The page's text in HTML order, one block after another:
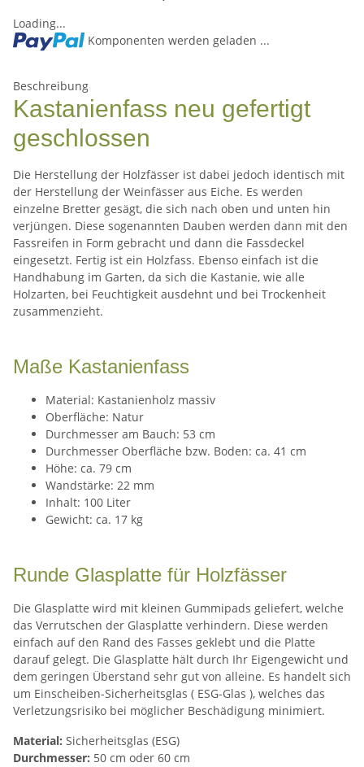
Loading...
Komponenten werden geladen ...
Beschreibung
Kastanienfass neu gefertigt
geschlossen
Die Herstellung der Holzfässer ist dabei jedoch identisch mit
der Herstellung der Weinfässer aus Eiche. Es werden
einzelne Bretter gesägt, die sich nach oben und unten hin
verjüngen. Diese sogenannten Dauben werden dann mit den
Fassreifen in Form gebracht und dann die Fassdeckel
eingesetzt. Fertig ist ein Holzfass. Ebenso einfach ist die
Handhabung im Garten, da sich die Kastanie, wie alle
Holzarten, bei Feuchtigkeit ausdehnt und bei Trockenheit
zusammenzieht.
Maße Kastanienfass
Material: Kastanienholz massiv
Oberfläche: Natur
Durchmesser am Bauch: 53 cm
Durchmesser Oberfläche bzw. Boden: ca. 41 cm
Höhe: ca. 79 cm
Wandstärke: 22 mm
Inhalt: 100 Liter
Gewicht: ca. 17 kg
Runde Glasplatte für Holzfässer
Die Glasplatte wird mit kleinen Gummipads geliefert, welche
das Verrutschen der Glasplatte verhindern. Diese werden
einfach auf den Rand des Fasses geklebt und die Platte
darauf gelegt. Die Glasplatte hält durch Ihr Eigengewicht und
dem geringen Überstand sehr gut von alleine. Es handelt sich
um Einscheiben-Sicherheitsglas ( ESG-Glas ), welches das
Verletzungsrisiko bei möglicher Beschädigung minimiert.
Material: Sicherheitsglas (ESG)
Durchmesser: 50 cm oder 60 cm